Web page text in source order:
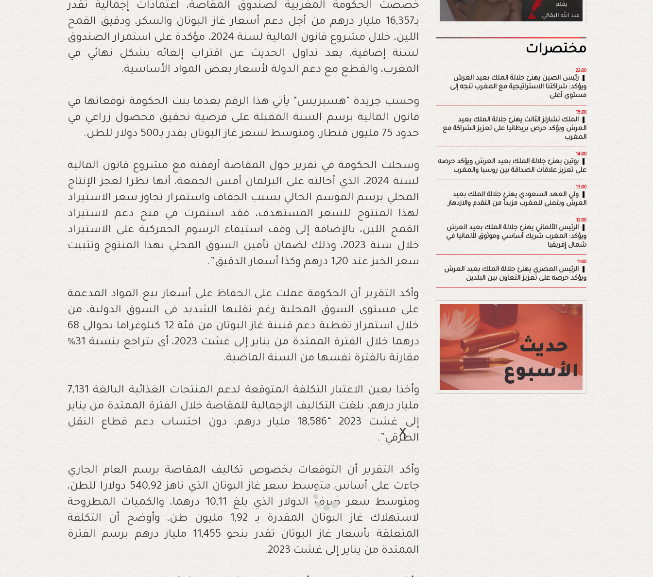
خصصت الحكومة المغربية لصندوق المقاصة، اعتمادات إجمالية تقدر
بـ16,357 مليار درهم من أجل دعم أسعار غاز البوتان والسكر، ودقيق القمح
اللين، خلال مشروع قانون المالية لسنة 2024، مؤكدة على استمرار الصندوق
لسنة إضافية، بعد تداول الحديث عن اقتراب إلغائه بشكل نهائي في
المغرب، والقطع مع دعم الدولة لأسعار بعض المواد الأساسية.
وحسب جريدة "هسبريس" يأتي هذا الرقم بعدما بنت الحكومة توقعاتها في
قانون المالية برسم السنة المقبلة على فرضية تحقيق محصول زراعي في
حدود 75 مليون قنطار، ومتوسط لسعر غاز البوتان يقدر بـ500 دولار للطن.
وسجلت الحكومة في تقرير حول المقاصة أرفقته مع مشروع قانون المالية
لسنة 2024، الذي أحالته على البرلمان أمس الجمعة، أنها نظرا لعجز الإنتاج
المحلي برسم الموسم الحالي بسبب الجفاف واستمرار تجاوز سعر الاستيراد
لهذا المنتوج للسعر المستهدف، فقد استمرت في منح دعم لاستيراد
القمح اللين، بالإضافة إلى وقف استيفاء الرسوم الجمركية على الاستيراد
خلال سنة 2023، وذلك لضمان تأمين السوق المحلي بهذا المنتوج وتثبيت
سعر الخبز عند 1,20 درهم وكذا أسعار الدقيق”.
وأكد التقرير أن الحكومة عملت على الحفاظ على أسعار بيع المواد المدعمة
على مستوى السوق المحلية رغم تقلبها الشديد في السوق الدولية، من
خلال استمرار تغطية دعم قنينة غاز البوتان من فئة 12 كيلوغراما بحوالي 68
درهما خلال الفترة الممتدة من يناير إلى غشت 2023، أي بتراجع بنسبة 31%
مقارنة بالفترة نفسها من السنة الماضية.
وأخذا بعين الاعتبار التكلفة المتوقعة لدعم المنتجات الغذائية البالغة 7,131
مليار درهم، بلغت التكاليف الإجمالية للمقاصة خلال الفترة الممتدة من يناير
إلى غشت 2023 “18,586 مليار درهم، دون احتساب دعم قطاع النقل
الطرقي”.
وأكد التقرير أن التوقعات بخصوص تكاليف المقاصة برسم العام الجاري
جاءت على أساس متوسط سعر غاز البوتان الذي ناهز 540,92 دولارا للطن،
ومتوسط سعر صرف الدولار الذي بلغ 10,11 درهما، والكميات المطروحة
لاستهلاك غاز البوتان المقدرة بـ 1,92 مليون طن، وأوضح أن التكلفة
المتعلقة بأسعار غاز البوتان تقدر بنحو 11,455 مليار درهم برسم الفترة
الممتدة من يناير إلى غشت 2023.
مختصرات
22:00
رئيس الصين يهنئ جلالة الملك بعيد العرش
ويؤكد: شراكتنا الاستراتيجية مع المغرب تتجه إلى
مستوى أعلى
15:00
الملك تشارلز الثالث يهنئ جلالة الملك بعيد
العرش ويؤكد حرص بريطانيا على تعزيز الشراكة مع
المغرب
14:00
بوتين يهنئ جلالة الملك بعيد العرش ويؤكد حرصه
على تعزيز علاقات الصداقة بين روسيا والمغرب
13:00
ولي العهد السعودي يهنئ جلالة الملك بعيد
العرش ويتمنى للمغرب مزيداً من التقدم والازدهار
12:00
الرئيس الألماني يهنئ جلالة الملك بعيد العرش
ويؤكد: المغرب شريك أساسي وموثوق لألمانيا في
شمال إفريقيا
11:00
الرئيس المصري يهنئ جلالة الملك بعيد العرش
ويؤكد حرصه على تعزيز التعاون بين البلدين